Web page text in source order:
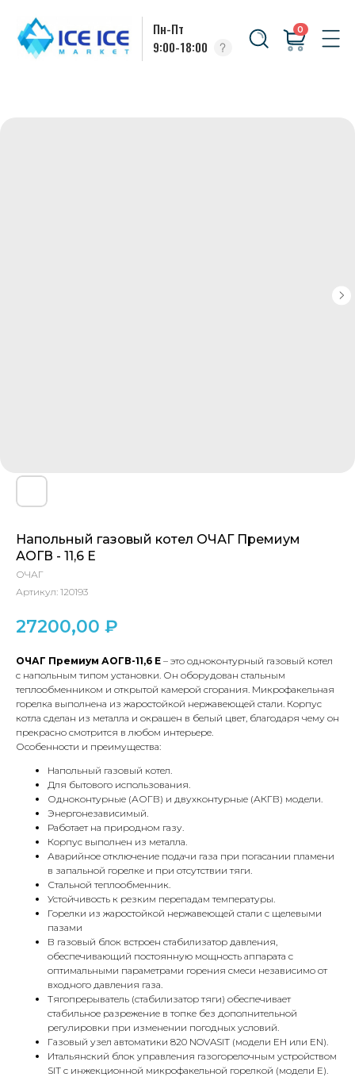
9:00-18:00
Напольный газовый котел ОЧАГ Премиум
АОГВ - 11,6 Е
ОЧАГ
Артикул: 120193
27200,00 ₽
ОЧАГ Премиум АОГВ-11,6 Е – это одноконтурный газовый котел
с напольным типом установки. Он оборудован стальным
теплообменником и открытой камерой сгорания. Микрофакельная
горелка выполнена из жаростойкой нержавеющей стали. Корпус
котла сделан из металла и окрашен в белый цвет, благодаря чему он
прекрасно смотрится в любом интерьере.
Особенности и преимущества:
Напольный газовый котел.
Для бытового использования.
Одноконтурные (АОГВ) и двухконтурные (АКГВ) модели.
Энергонезависимый.
Работает на природном газу.
Корпус выполнен из металла.
Аварийное отключение подачи газа при погасании пламени
в запальной горелке и при отсутствии тяги.
Стальной теплообменник.
Устойчивость к резким перепадам температуры.
Горелки из жаростойкой нержавеющей стали с щелевыми
пазами
В газовый блок встроен стабилизатор давления,
обеспечивающий постоянную мощность аппарата с
оптимальными параметрами горения смеси независимо от
входного давления газа.
Тягопрерыватель (стабилизатор тяги) обеспечивает
стабильное разрежение в топке без дополнительной
регулировки при изменении погодных условий.
Газовый узел автоматики 820 NOVASIT (модели ЕН или EN).
Итальянский блок управления газогорелочным устройством
SIT с инжекционной микрофакельной горелкой (модели Е).
Адрес
Г.Москва Волоколамское шоссе,
71/22к2
Пн-вс с 9:00 до 18:00
КОНТАКТЫ